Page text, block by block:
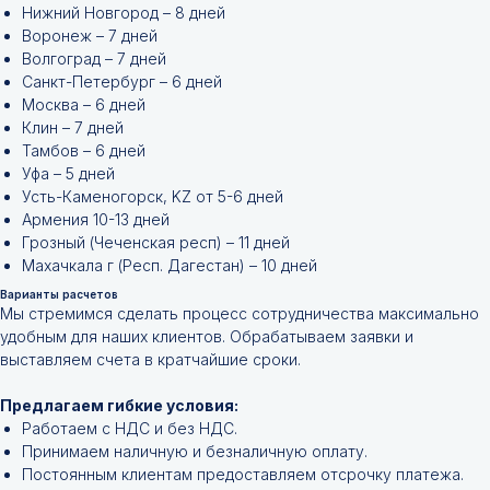
Нижний Новгород – 8 дней
Воронеж – 7 дней
Волгоград – 7 дней
Санкт-Петербург – 6 дней
Москва – 6 дней
Клин – 7 дней
Тамбов – 6 дней
Уфа – 5 дней
Усть-Каменогорск, KZ от 5-6 дней
Армения 10-13 дней
Грозный (Чеченская респ) – 11 дней
Махачкала г (Респ. Дагестан) – 10 дней
Варианты расчетов
Мы стремимся сделать процесс сотрудничества максимально
удобным для наших клиентов. Обрабатываем заявки и
выставляем счета в кратчайшие сроки.
Предлагаем гибкие условия:
Работаем с НДС и без НДС.
Принимаем наличную и безналичную оплату.
Постоянным клиентам предоставляем отсрочку платежа.
Не нашли нужной
позиции?
Оставьте заявку и мы подберём
инструменты и запчасти по вашим
техническим характеристикам.